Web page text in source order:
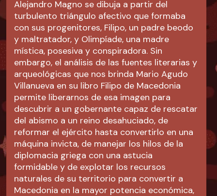
Alejandro Magno se dibuja a partir del
turbulento triángulo afectivo que formaba
con sus progenitores, Filipo, un padre beodo
y maltratador, y Olimpíade, una madre
mística, posesiva y conspiradora. Sin
embargo, el análisis de las fuentes literarias y
arqueológicas que nos brinda Mario Agudo
Villanueva en su libro Filipo de Macedonia
permite liberarnos de esa imagen para
descubrir a un gobernante capaz de rescatar
del abismo a un reino desahuciado, de
reformar el ejército hasta convertirlo en una
máquina invicta, de manejar los hilos de la
diplomacia griega con una astucia
formidable y de explotar los recursos
naturales de su territorio para convertir a
Macedonia en la mayor potencia económica,